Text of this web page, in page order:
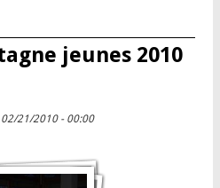
en images
jeunes 2010
21/2010 - 00:00